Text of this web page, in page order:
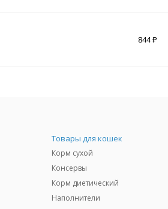
844 ₽
Товары для кошек
Корм сухой
Консервы
Корм диетический
Наполнители